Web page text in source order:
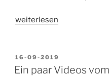
„Budapest,
Serbien“
weiterlesen
VERÖFFENTLICHT
AM
16-09-2019
Ein paar Videos